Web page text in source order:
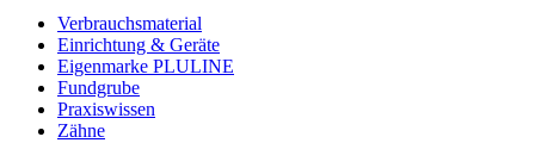
Verbrauchsmaterial
Einrichtung & Geräte
Eigenmarke PLULINE
Fundgrube
Praxiswissen
Zähne